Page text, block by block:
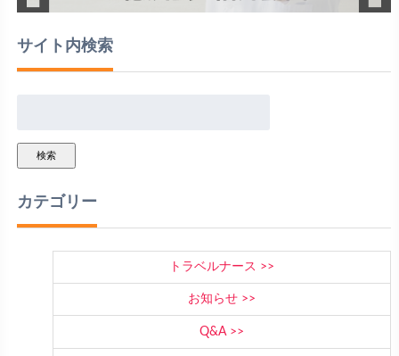
サイト内検索
検索
カテゴリー
トラベルナース
お知らせ
Q&A